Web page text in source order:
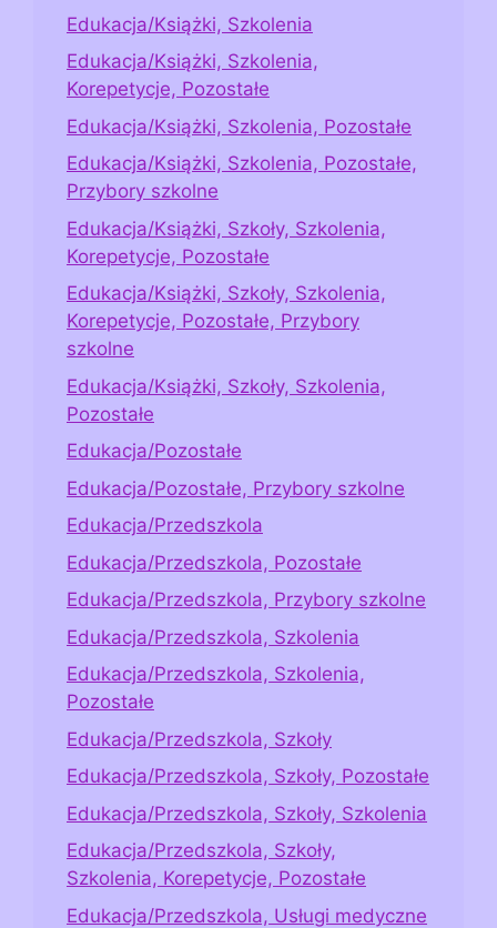
Edukacja/Książki, Szkolenia
Edukacja/Książki, Szkolenia,
Korepetycje, Pozostałe
Edukacja/Książki, Szkolenia, Pozostałe
Edukacja/Książki, Szkolenia, Pozostałe,
Przybory szkolne
Edukacja/Książki, Szkoły, Szkolenia,
Korepetycje, Pozostałe
Edukacja/Książki, Szkoły, Szkolenia,
Korepetycje, Pozostałe, Przybory
szkolne
Edukacja/Książki, Szkoły, Szkolenia,
Pozostałe
Edukacja/Pozostałe
Edukacja/Pozostałe, Przybory szkolne
Edukacja/Przedszkola
Edukacja/Przedszkola, Pozostałe
Edukacja/Przedszkola, Przybory szkolne
Edukacja/Przedszkola, Szkolenia
Edukacja/Przedszkola, Szkolenia,
Pozostałe
Edukacja/Przedszkola, Szkoły
Edukacja/Przedszkola, Szkoły, Pozostałe
Edukacja/Przedszkola, Szkoły, Szkolenia
Edukacja/Przedszkola, Szkoły,
Szkolenia, Korepetycje, Pozostałe
Edukacja/Przedszkola, Usługi medyczne